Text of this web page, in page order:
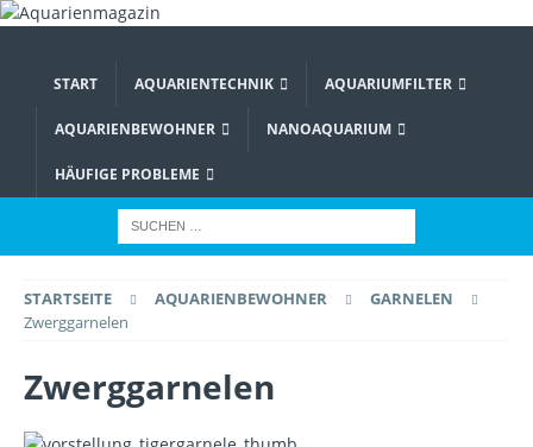
START AQUARIENTECHNIK AQUARIUMFILTER
AQUARIENBEWOHNER NANOAQUARIUM
HÄUFIGE PROBLEME
STARTSEITE AQUARIENBEWOHNER
GARNELEN
Zwerggarnelen
Zwerggarnelen